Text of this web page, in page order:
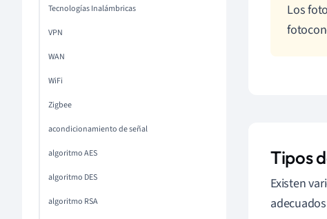
Tecnologías Inalámbricas
VPN
WAN
WiFi
Zigbee
acondicionamiento de señal
algoritmo AES
algoritmo DES
algoritmo RSA
Los
Tipos
Existen